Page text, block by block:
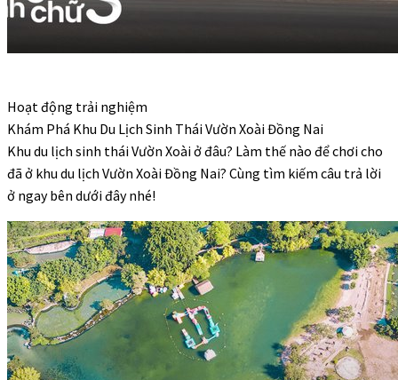
Hoạt động trải nghiệm
Khám Phá Khu Du Lịch Sinh Thái Vườn Xoài Đồng Nai
Khu du lịch sinh thái Vườn Xoài ở đâu? Làm thế nào để chơi cho
đã ở khu du lịch Vườn Xoài Đồng Nai? Cùng tìm kiếm câu trả lời
ở ngay bên dưới đây nhé!